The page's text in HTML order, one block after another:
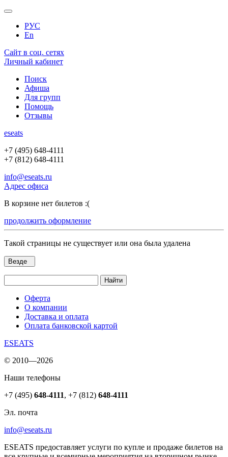
РУС
En
Сайт в соц. сетях
Личный кабинет
Поиск
Афиша
Для групп
Помощь
Отзывы
eseats
+7 (495) 648-4111
+7 (812) 648-4111
info@eseats.ru
Адрес офиса
В корзине нет билетов :(
продолжить оформление
Такой страницы не существует или она была удалена
Везде
Найти
Оферта
О компании
Доставка и оплата
Оплата банковской картой
ESEATS
© 2010—2026
Наши телефоны
+7 (495) 648-4111, +7 (812) 648-4111
Эл. почта
info@eseats.ru
ESEATS предоставляет услуги по купле и продаже билетов на